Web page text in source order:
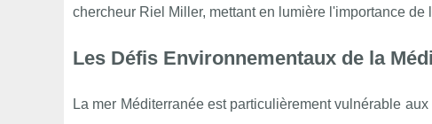
chercheur Riel Miller, mettant en lumière l'importance
Les Défis Environnementaux de la
La mer Méditerranée est particulièrement vulnérable